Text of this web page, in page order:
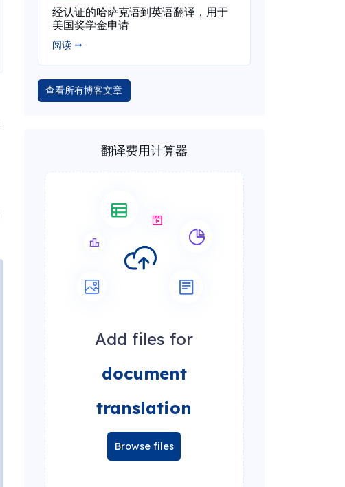
经认证的哈萨克语到英语翻译，用于
美国奖学金申请
阅读 ➞
查看所有博客文章
翻译费用计算器
Add files for
document
translation
Browse files